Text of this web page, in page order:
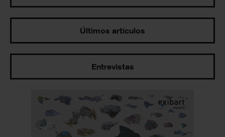
Últimos artículos
Entrevistas